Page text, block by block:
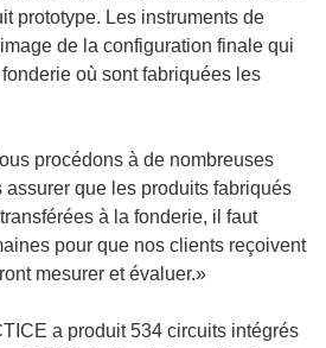
prototype. Les instruments de
de la configuration finale qui
où sont fabriquées les
procédons à de nombreuses
que les produits fabriqués
à la fonderie, il faut
pour que nos clients reçoivent
mesurer et évaluer.»
a produit 534 circuits intégrés